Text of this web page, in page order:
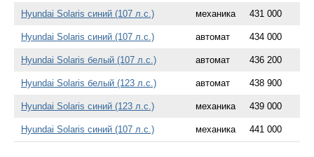
Hyundai Solaris синий (107 л.с.) механика 431 000
Hyundai Solaris синий (107 л.с.) автомат 434 000
Hyundai Solaris белый (107 л.с.) автомат 436 200
Hyundai Solaris белый (123 л.с.) автомат 438 900
Hyundai Solaris синий (123 л.с.) механика 439 000
Hyundai Solaris синий (107 л.с.) механика 441 000